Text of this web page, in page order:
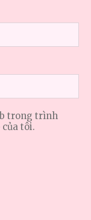
trong trình
tôi.